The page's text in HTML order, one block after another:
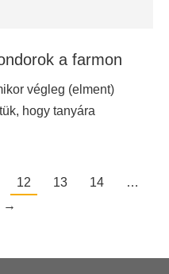
a farmon
végleg (elment)
hogy tanyára
12 13 14
…
→